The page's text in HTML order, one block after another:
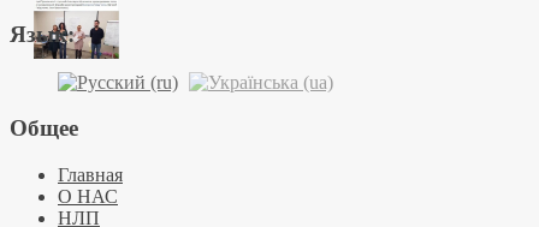
Язык:
Общее
Главная
О НАС
НЛП